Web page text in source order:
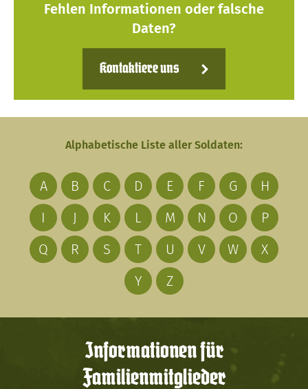
Fehlen Informationen oder falsche
Daten?
Kontaktiere uns
Alphabetische Liste aller Soldaten:
A B C D E F G
H
I
J K L M N O
P
Q
R S T U V W
X
Y
Z
Informationen für
Familienmitglieder